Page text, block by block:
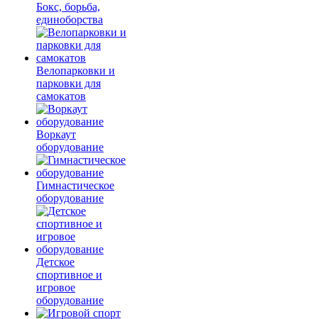
Бокс, борьба,
единоборства
Велопарковки и
парковки для
самокатов
Воркаут
оборудование
Гимнастическое
оборудование
Детское
спортивное и
игровое
оборудование